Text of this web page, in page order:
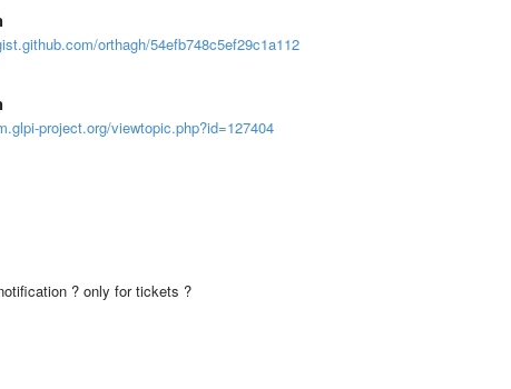
orthagh/54efb748c5ef29c1a112
project.org/viewtopic.php?id=127404
? only for tickets ?